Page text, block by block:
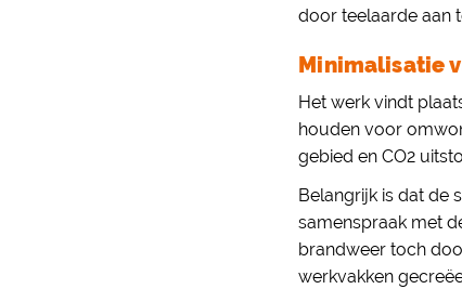
door teelaarde aan
Minimalisatie
Het werk vindt
houden voor
gebied en CO2
Belangrijk is dat de
samenspraak met
brandweer toch
werkvakken